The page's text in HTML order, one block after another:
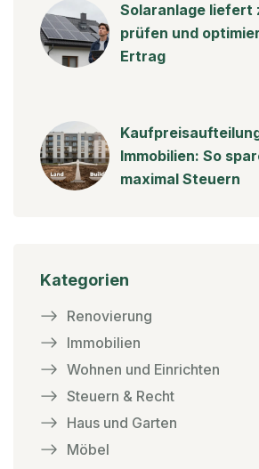
Solaranlage liefert
prüfen und
Ertrag
Immobilien: So
maximal Steuern
Kategorien
Renovierung
Immobilien
Wohnen und Einrichten
Steuern & Recht
Haus und Garten
Möbel